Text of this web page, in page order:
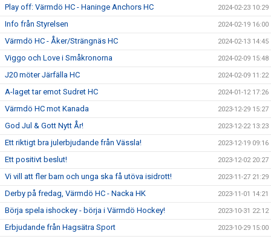
Play off: Värmdö HC - Haninge Anchors HC 2024-02-23 10:29
Info från Styrelsen 2024-02-19 16:00
Värmdö HC - Åker/Strängnäs HC 2024-02-13 14:45
Viggo och Love i Småkronorna 2024-02-09 15:48
J20 möter Järfälla HC 2024-02-09 11:22
A-laget tar emot Sudret HC 2024-01-12 17:26
Värmdö HC mot Kanada 2023-12-29 15:27
God Jul & Gott Nytt År! 2023-12-22 13:23
Ett riktigt bra julerbjudande från Vässla! 2023-12-19 09:16
Ett positivt beslut! 2023-12-02 20:27
Vi vill att fler barn och unga ska få utöva isidrott! 2023-11-27 21:29
Derby på fredag, Värmdö HC - Nacka HK 2023-11-01 14:21
Börja spela ishockey - börja i Värmdö Hockey! 2023-10-31 22:12
Erbjudande från Hagsätra Sport 2023-10-29 15:00